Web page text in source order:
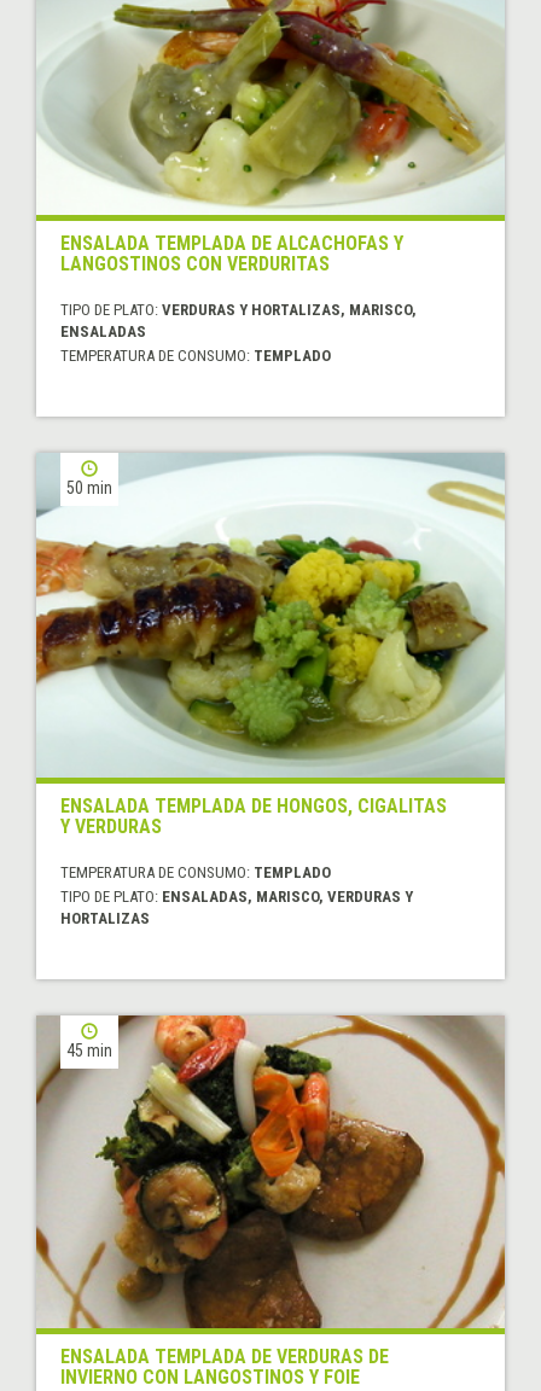
ENSALADA TEMPLADA DE ALCACHOFAS Y
LANGOSTINOS CON VERDURITAS
TIPO DE PLATO: VERDURAS Y HORTALIZAS, MARISCO,
ENSALADAS
TEMPERATURA DE CONSUMO: TEMPLADO
50 min
ENSALADA TEMPLADA DE HONGOS, CIGALITAS
Y VERDURAS
TEMPERATURA DE CONSUMO: TEMPLADO
TIPO DE PLATO: ENSALADAS, MARISCO, VERDURAS Y
HORTALIZAS
45 min
ENSALADA TEMPLADA DE VERDURAS DE
INVIERNO CON LANGOSTINOS Y FOIE